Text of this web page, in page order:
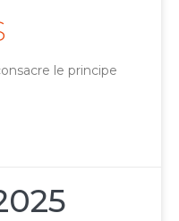
le principe